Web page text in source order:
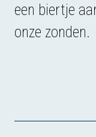
een biertje
onze zonden.